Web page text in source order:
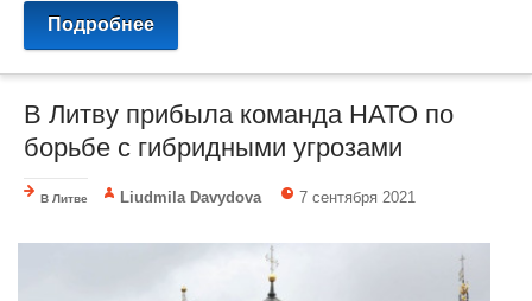
Подробнее
В Литву прибыла команда НАТО по
борьбе с гибридными угрозами
В Литве Liudmila Davydova 7 сентября 2021